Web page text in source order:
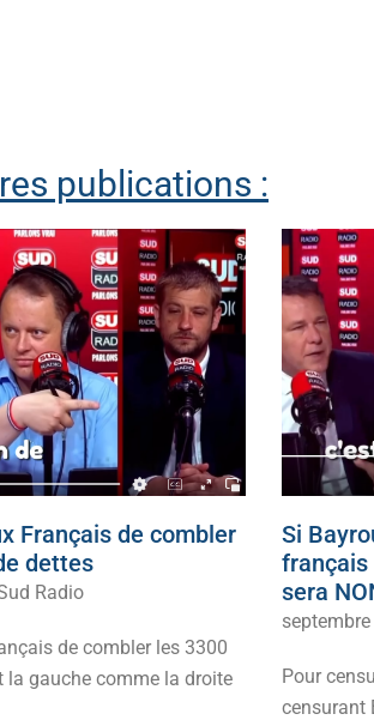
publications :
Français de combler
dettes
Radio
de combler les 3300
gauche comme la droite
Si
français
sera
Pour
censurant